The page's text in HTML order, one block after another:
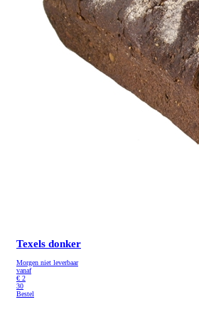
Texels donker
Morgen niet leverbaar
vanaf
€ 2
30
Bestel